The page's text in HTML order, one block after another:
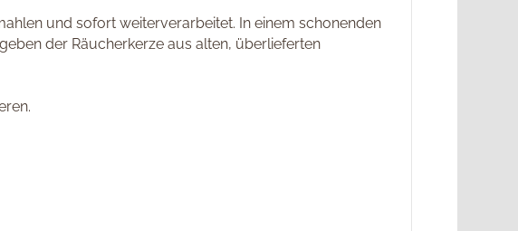
und sofort weiterverarbeitet. In einem schonenden
der Räucherkerze aus alten, überlieferten